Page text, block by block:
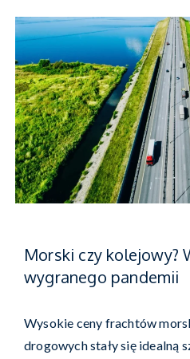
Morski czy kolejowy?
wygranego pandemii
Wysokie ceny frachtów
drogowych stały się idealną